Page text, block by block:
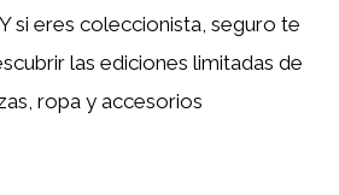
si eres coleccionista, seguro te
las ediciones limitadas de
ropa y accesorios